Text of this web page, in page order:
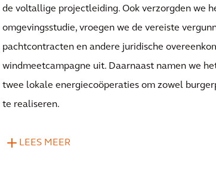
de voltallige projectleiding. Ook verzorgden we
omgevingsstudie, vroegen we de vereiste
pachtcontracten en andere juridische
windmeetcampagne uit. Daarnaast namen we
twee lokale energiecoöperaties om zowel
te realiseren.
LEES MEER